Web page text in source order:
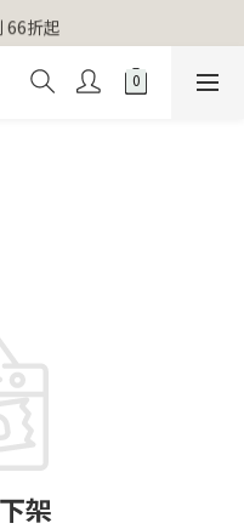
送 香遇熊超人行李吊牌
66折起
送 香遇熊超人行李吊牌
架